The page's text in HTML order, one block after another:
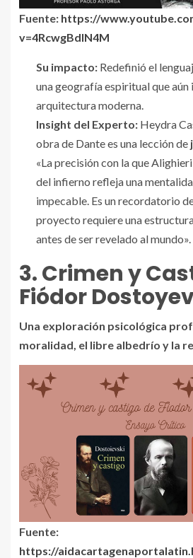
Fuente: https://
v=4RcwgBdIN4M
Su impacto: Redefinió el
una geografía espiritual que aún
arquitectura moderna.
Insight del Experto: Heydra
obra de Dante es una lección de
«La precisión con la que
del infierno refleja una
impecable. Es un recordatorio
proyecto requiere una
antes de ser revelado al mundo».
3. Crimen y
Fiódor
Una exploración psicológica
moralidad, el libre albedrío y la
Fuente:
https://